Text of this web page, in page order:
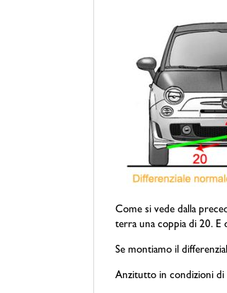
Come si vede dalla
terra una coppia di 20. E
Se montiamo il
Anzitutto in condizioni di